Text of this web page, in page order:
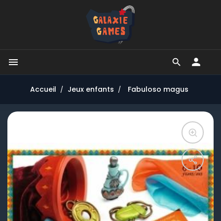


Accueil Jeux enfants Fabuloso magus